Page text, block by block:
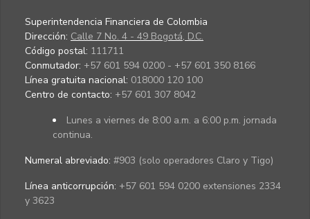
Superintendencia Financiera de Colombia
Dirección: Calle 7 No. 4 - 49 Bogotá, D.C.
Código postal: 111711
Conmutador: +57 601 594 0200 - +57 601 350 8166
Línea gratuita nacional: 018000 120 100
Centro de contacto: +57 601 307 8042
Lunes a viernes de 8:00 a.m. a 6:00 p.m. jornada
continua.
Numeral abreviado: #903 (solo operadores Claro y Tigo)
Línea anticorrupción: +57 601 594 0200 extensiones 2334
y 3623